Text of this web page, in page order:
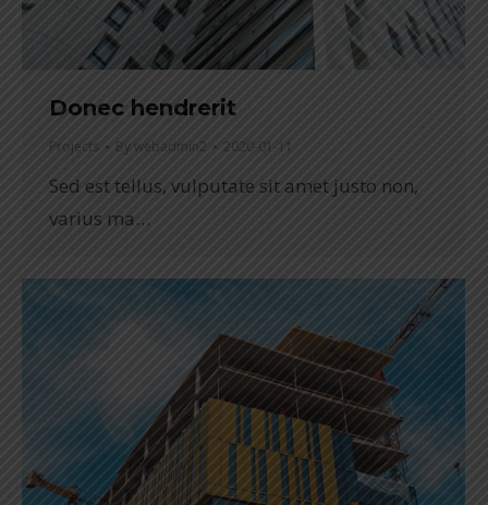
Donec hendrerit
Projects Bywebadmin2 2020-01-11
Sed est tellus, vulputate sit amet justo non,
varius ma…